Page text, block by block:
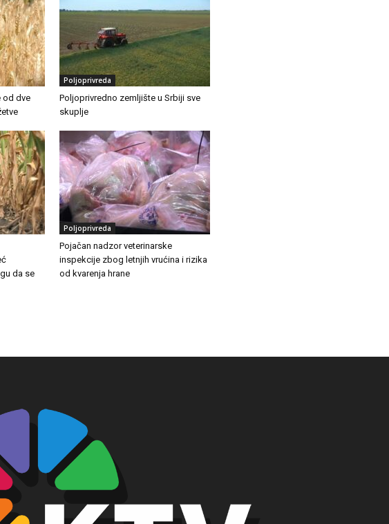
od dve
Poljoprivreda
Poljoprivredno zemljište u Srbiji sve
skuplje
da se
Poljoprivreda
Pojačan nadzor veterinarske
inspekcije zbog letnjih vrućina i rizika
od kvarenja hrane